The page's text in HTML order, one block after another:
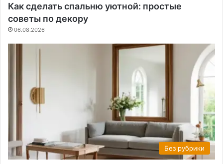
Как сделать спальню уютной: простые
советы по декору
06.08.2026
Без рубрики